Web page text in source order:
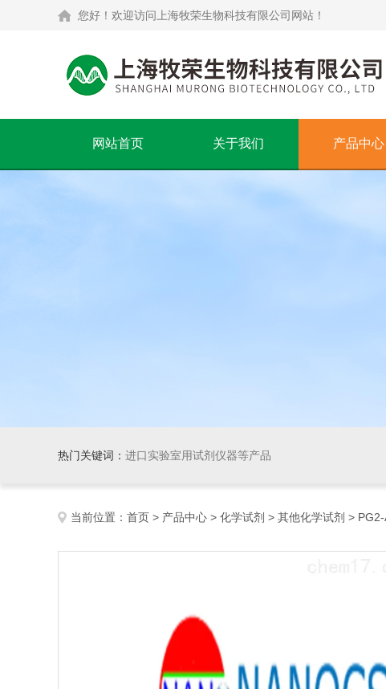
您好！欢迎访问上海牧荣生物科技有限公司网站！
网站首页 关于我们 产品中心
热门关键词： 进口实验室用试剂仪器等产品
当前位置： 首页 > 产品中心 > 化学试剂 > 其他化学试剂 >